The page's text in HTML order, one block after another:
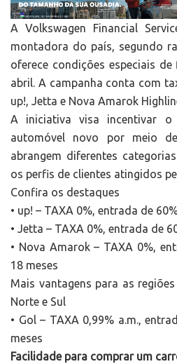
A Volkswagen Financial
montadora do país, segundo
oferece condições especiais
abril. A campanha conta com
up!, Jetta e Nova Amarok
A iniciativa visa incentivar
automóvel novo por meio
abrangem diferentes
os perfis de clientes atingidos
Confira os destaques
• up! – TAXA 0%, entrada de
• Jetta – TAXA 0%, entrada de
• Nova Amarok – TAXA 0%,
18 meses
Mais vantagens para as
Norte e Sul
• Gol – TAXA 0,99% a.m.,
meses
Facilidade para comprar um